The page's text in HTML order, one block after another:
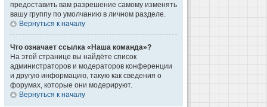
предоставить вам разрешение самому изменять
вашу группу по умолчанию в личном разделе.
Вернуться к началу
Что означает ссылка «Наша команда»?
На этой странице вы найдёте список
администраторов и модераторов конференции
и другую информацию, такую как сведения о
форумах, которые они модерируют.
Вернуться к началу